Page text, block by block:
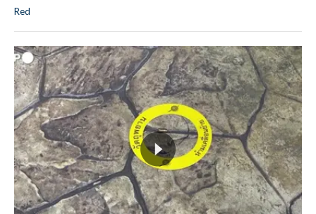
Red